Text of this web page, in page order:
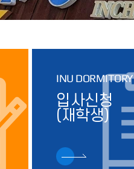
INU DORMITORY
입사신청
(재학생)